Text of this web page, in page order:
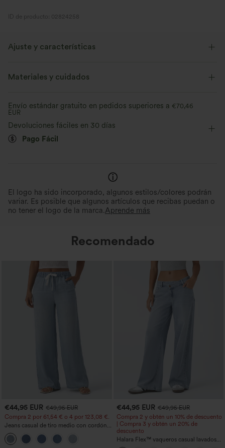
ID de producto: 02824258
Ajuste y características
Cintura plana Con bolsillos
Materiales y cuidados
Envío estándar gratuito en pedidos superiores a €70,46
EUR
Devoluciones fáciles en 30 días
Pago Fácil
El logo ha sido incorporado, algunos estilos/colores podrán
variar. Es posible que algunos artículos que recibas puedan o
no tener el logo de la marca.Aprende más
Recomendado
€44,95 EUR €49,95 EUR
Compra 2 por 61,54 € o 4 por 123,08 €.
Jeans casual de tiro medio con cordón y
bolsillos
€44,95 EUR €49,95 EUR
Compra 2 y obtén un 10% de descuento
| Compra 3 y obtén un 20% de
descuento
Halara Flex™ vaqueros casual lavados
asimétricos de tiro bajo con bolsillos